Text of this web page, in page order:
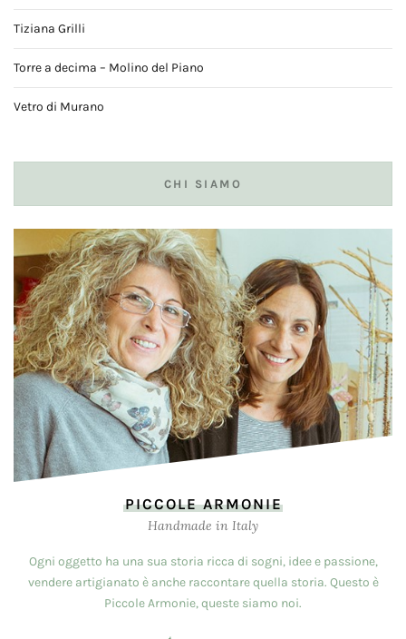
Tiziana Grilli
Torre a decima – Molino del Piano
Vetro di Murano
CHI SIAMO
PICCOLE ARMONIE
Handmade in Italy
Ogni oggetto ha una sua storia ricca di sogni, idee e passione,
vendere artigianato è anche raccontare quella storia. Questo è
Piccole Armonie, queste siamo noi.